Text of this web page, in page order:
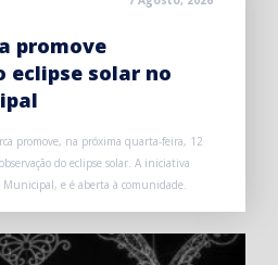
promove
eclipse solar no
promove, na próxima quarta-feira, 12
do eclipse solar. A iniciativa
Municipal, e é aberta à comunidade.